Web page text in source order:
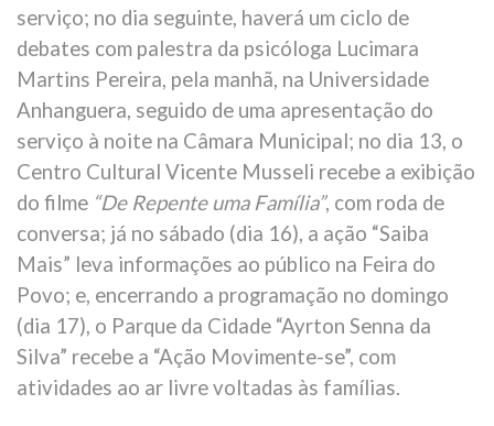
serviço; no dia seguinte, haverá um ciclo de
debates com palestra da psicóloga Lucimara
Martins Pereira, pela manhã, na Universidade
Anhanguera, seguido de uma apresentação do
serviço à noite na Câmara Municipal; no dia 13, o
Centro Cultural Vicente Musseli recebe a exibição
do filme “De Repente uma Família”, com roda de
conversa; já no sábado (dia 16), a ação “Saiba
Mais” leva informações ao público na Feira do
Povo; e, encerrando a programação no domingo
(dia 17), o Parque da Cidade “Ayrton Senna da
Silva” recebe a “Ação Movimente-se”, com
atividades ao ar livre voltadas às famílias.